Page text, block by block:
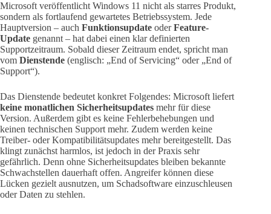
Microsoft veröffentlicht Windows 11 nicht als starres Produkt,
sondern als fortlaufend gewartetes Betriebssystem. Jede
Hauptversion – auch Funktionsupdate oderFeature-
Update genannt – hat dabei einen klar definierten
Supportzeitraum. Sobald dieser Zeitraum endet, spricht man
vom Dienstende (englisch: „End of Servicing“ oder „End of
Support“).
Das Dienstende bedeutet konkret Folgendes: Microsoft liefert
keine monatlichen Sicherheitsupdates mehr für diese
Version. Außerdem gibt es keine Fehlerbehebungen und
keinen technischen Support mehr. Zudem werden keine
Treiber- oder Kompatibilitätsupdates mehr bereitgestellt. Das
klingt zunächst harmlos, ist jedoch in der Praxis sehr
gefährlich. Denn ohne Sicherheitsupdates bleiben bekannte
Schwachstellen dauerhaft offen. Angreifer können diese
Lücken gezielt ausnutzen, um Schadsoftware einzuschleusen
oder Daten zu stehlen.